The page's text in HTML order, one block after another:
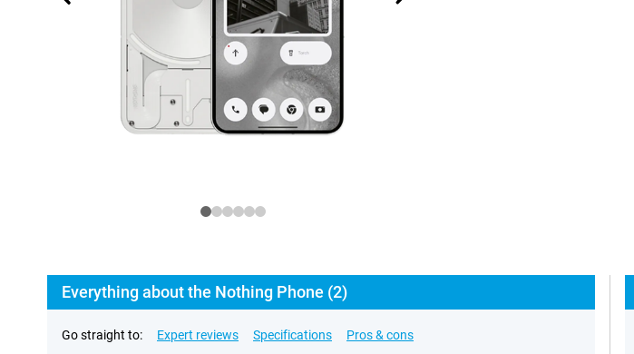
Everything about the Nothing Phone (2)
Go straight to: Expert reviews Specifications Pros & cons